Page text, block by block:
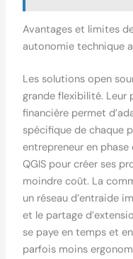
Avantages et limites
autonomie technique
Les solutions open
grande flexibilité. Leur
financière permet
spécifique de chaque
entrepreneur en
QGIS pour créer ses
moindre coût. La
un réseau d’entraide
et le partage
se paye en temps et
parfois moins